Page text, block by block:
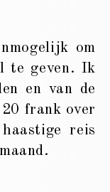
om
te geven. Ik
en van de
frank over
reis